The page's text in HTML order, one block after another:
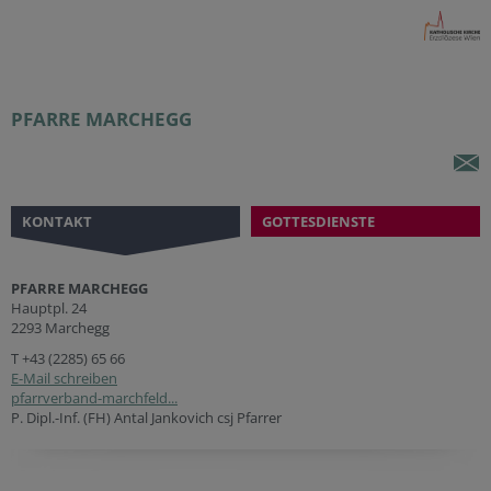
PFARRE MARCHEGG
KONTAKT GOTTESDIENSTE
PFARRE MARCHEGG
Hauptpl. 24
2293 Marchegg
T+43 (2285) 65 66
E-Mail schreiben
pfarrverband-marchfeld...
P. Dipl.-Inf. (FH) Antal Jankovich csj Pfarrer